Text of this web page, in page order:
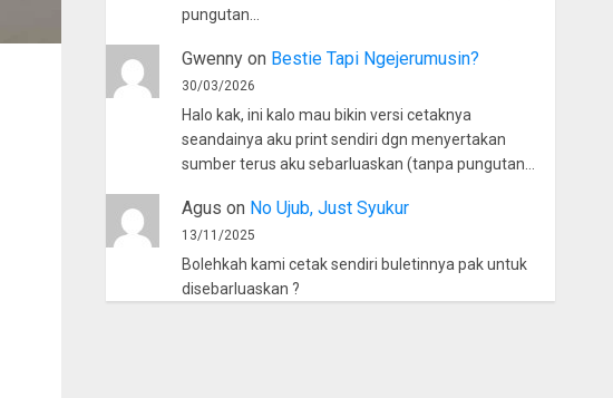
pungutan…
Gwennyon Bestie Tapi Ngejerumusin?
30/03/2026
Halo kak, ini kalo mau bikin versi cetaknya
seandainya aku print sendiri dgn menyertakan
sumber terus aku sebarluaskan (tanpa pungutan…
Agus on No Ujub, Just Syukur
13/11/2025
Bolehkah kami cetak sendiri buletinnya pak untuk
disebarluaskan ?